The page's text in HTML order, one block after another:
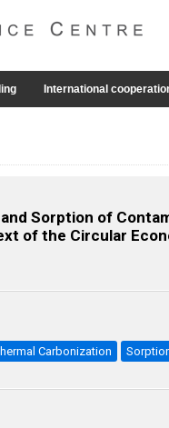
International
Sorption of
of the Circular
Carbonization